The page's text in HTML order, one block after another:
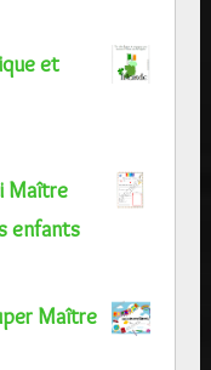
et
Maître
enfants
Maître